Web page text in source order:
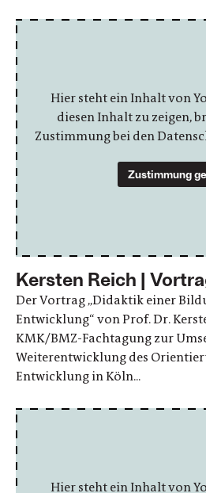
Hier steht ein Inhalt von
diesen Inhalt zu zeigen,
Zustimmung bei den
Zustimmung
Kersten Reich |
Der Vortrag „Didaktik einer
Entwicklung“ von Prof. Dr.
KMK/BMZ-Fachtagung zur
Weiterentwicklung des
Entwicklung in Köln...
Hier steht ein Inhalt von